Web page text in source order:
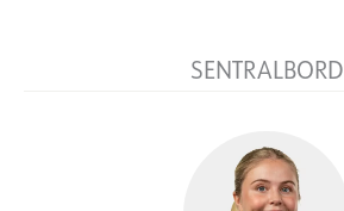
SENTRALBORD